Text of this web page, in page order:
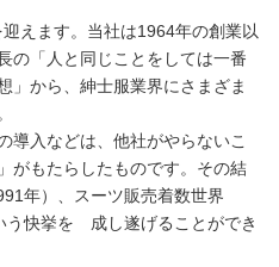
えます。当社は1964年の創業以
の「人と同じことをしては一番
」から、紳士服業界にさまざま
導入などは、他社がやらないこ
がもたらしたものです。その結
年）、スーツ販売着数世界
う快挙を 成し遂げることができ